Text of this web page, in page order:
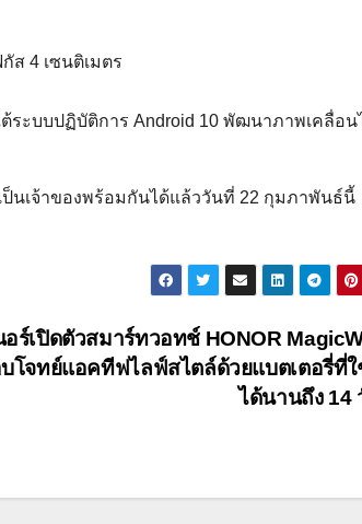
ส 4 เซนติเมตร
ระบบปฏิบัติการ Android 10 พัฒนาภาพเคลื่อน
นเจ้าของพร้อมกันได้แล้ววันที่ 22 กุมภาพันธ์นี้
อร์เปิดตัวสมาร์ทวอทช์ HONOR
โจทย์แอคทีฟไลฟ์สไตล์ด้วยแบตเตอรี่ที่ใ
ได้นานถึง 14